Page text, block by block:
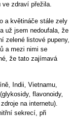
zdraví přežila.
a květináče stále zely
už jsem nedoufala, že
zelené listové pupeny,
a mezi nimi se
že tato zajímavá
Indii, Vietnamu,
flavonoidy,
na internetu).
sekrecí, při